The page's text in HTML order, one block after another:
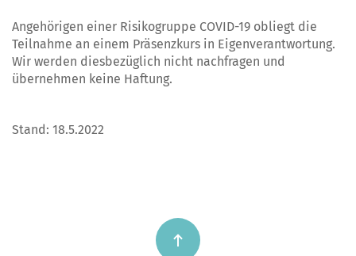
Angehörigen einer Risikogruppe COVID-19 obliegt die
Teilnahme an einem Präsenzkurs in Eigenverantwortung.
Wir werden diesbezüglich nicht nachfragen und
übernehmen keine Haftung.
Stand: 18.5.2022